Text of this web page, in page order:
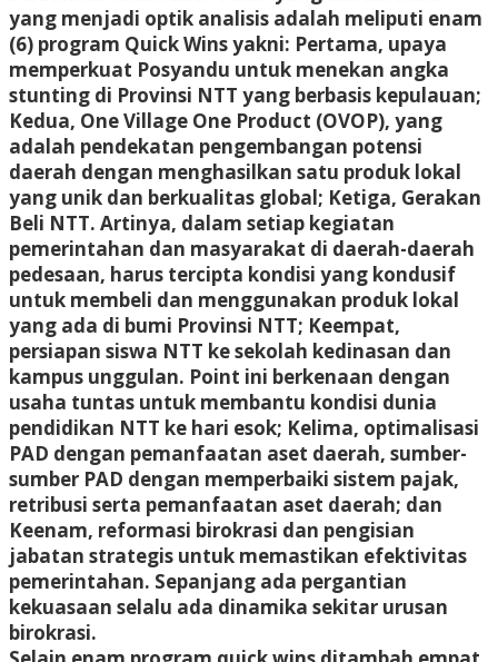
yang menjadi optik analisis adalah meliputi enam
(6) program Quick Wins yakni: Pertama, upaya
memperkuat Posyandu untuk menekan angka
stunting di Provinsi NTT yang berbasis kepulauan;
Kedua, One Village One Product (OVOP), yang
adalah pendekatan pengembangan potensi
daerah dengan menghasilkan satu produk lokal
yang unik dan berkualitas global; Ketiga, Gerakan
Beli NTT. Artinya, dalam setiap kegiatan
pemerintahan dan masyarakat di daerah-daerah
pedesaan, harus tercipta kondisi yang kondusif
untuk membeli dan menggunakan produk lokal
yang ada di bumi Provinsi NTT; Keempat,
persiapan siswa NTT ke sekolah kedinasan dan
kampus unggulan. Point ini berkenaan dengan
usaha tuntas untuk membantu kondisi dunia
pendidikan NTT ke hari esok; Kelima, optimalisasi
PAD dengan pemanfaatan aset daerah, sumber-
sumber PAD dengan memperbaiki sistem pajak,
retribusi serta pemanfaatan aset daerah; dan
Keenam, reformasi birokrasi dan pengisian
jabatan strategis untuk memastikan efektivitas
pemerintahan. Sepanjang ada pergantian
kekuasaan selalu ada dinamika sekitar urusan
birokrasi.